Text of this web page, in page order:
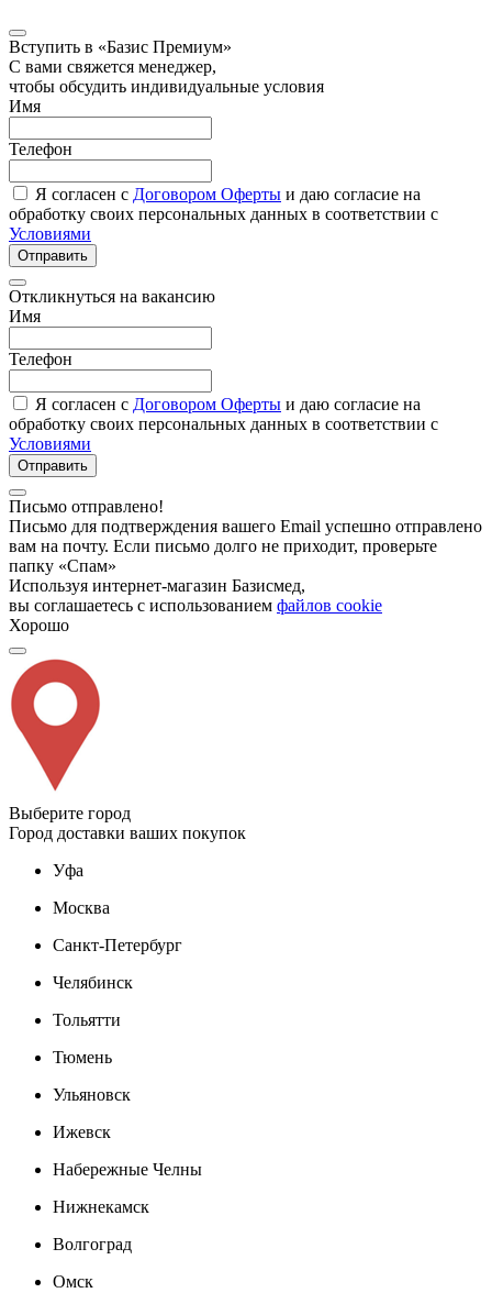
Вступить в «Базис Премиум»
С вами свяжется менеджер,
чтобы обсудить индивидуальные условия
Имя
Телефон
Я согласен с Договором Оферты и даю согласие на
обработку своих персональных данных в соответствии с
Условиями
Отправить
Откликнуться на вакансию
Имя
Телефон
Я согласен с Договором Оферты и даю согласие на
обработку своих персональных данных в соответствии с
Условиями
Отправить
Письмо отправлено!
Письмо для подтверждения вашего Email успешно отправлено
вам на почту. Если письмо долго не приходит, проверьте
папку «Спам»
Используя интернет-магазин Базисмед,
вы соглашаетесь с использованием файлов cookie
Хорошо
Выберите город
Город доставки ваших покупок
Уфа
Москва
Санкт-Петербург
Челябинск
Тольятти
Тюмень
Ульяновск
Ижевск
Набережные Челны
Нижнекамск
Волгоград
Омск